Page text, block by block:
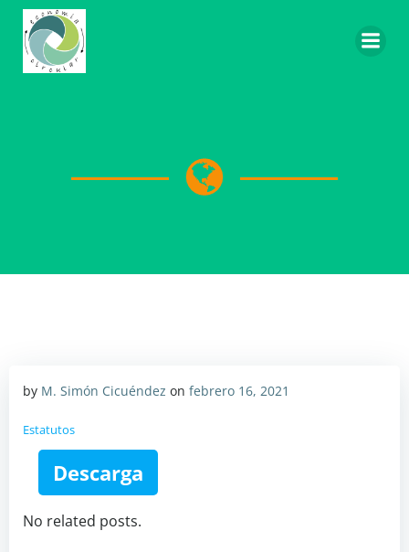
by M. Simón Cicuéndez on febrero 16, 2021
Estatutos
Descarga
No related posts.